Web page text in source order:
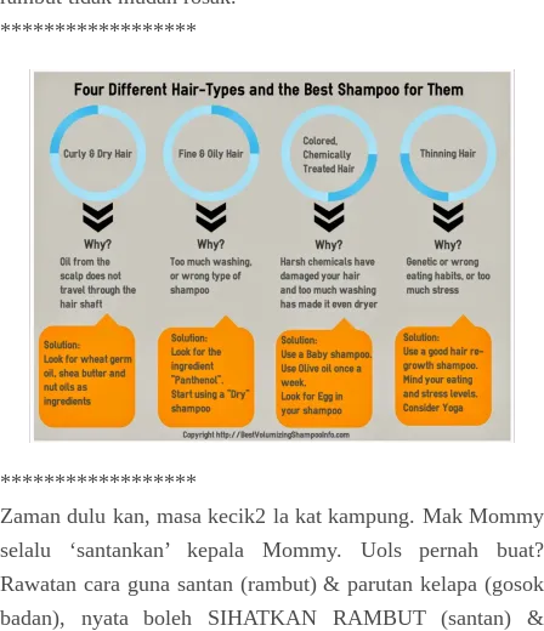
******************
******************
Zaman dulu kan, masa kecik2 la kat kampung. Mak Mommy
selalu ‘santankan’ kepala Mommy. Uols pernah buat?
Rawatan cara guna santan (rambut) & parutan kelapa (gosok
badan), nyata boleh SIHATKAN RAMBUT (santan) &